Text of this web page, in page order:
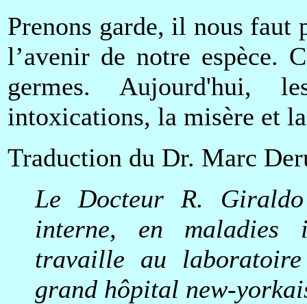
Prenons garde, il nous faut
l’avenir de notre espèce.
germes. Aujourd'hui,
intoxications, la misère et
Traduction du Dr. Marc
Le Docteur R.
interne, en maladies
travaille au
grand hôpital new-